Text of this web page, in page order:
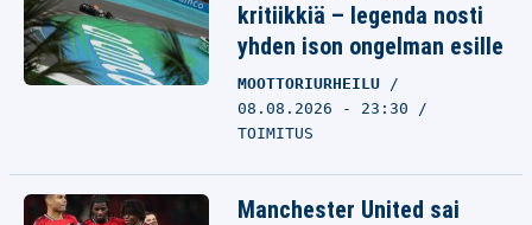
kritiikkiä – legenda nosti
yhden ison ongelman esille
MOOTTORIURHEILU
08.08.2026 - 23:30
TOIMITUS
Manchester United sai